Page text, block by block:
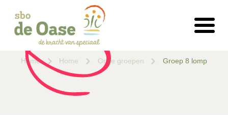
Home Home Onze groepen Groep 8 lomp